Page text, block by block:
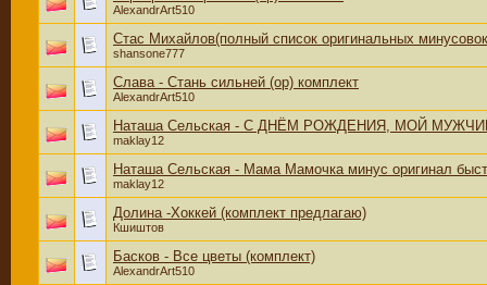
AlexandrArt510
Стас Михайлов(полный список оригинальных
shansone777
Слава - Стань сильней (ор) комплект
AlexandrArt510
Наташа Сельская - С ДНЁМ РОЖДЕНИЯ, МОЙ МУЖЧИН
maklay12
Наташа Сельская - Мама Мамочка минус оригинал
maklay12
Долина -Хоккей (комплект предлагаю)
Кшиштов
Басков - Все цветы (комплект)
AlexandrArt510